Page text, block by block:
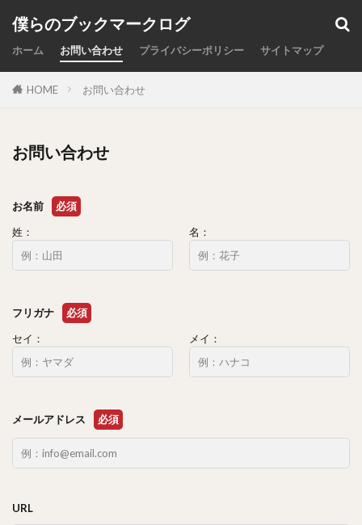
僕らのブックマークログ
ホーム お問い合わせ プライバシーポリシー サイトマップ
HOME お問い合わせ
お問い合わせ
お名前
必須
姓：
名：
フリガナ
必須
セイ：
メイ：
メールアドレス 必須
URL
カテゴリー